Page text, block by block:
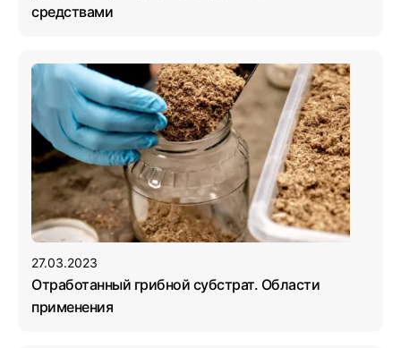
средствами
27.03.2023
Отработанный грибной субстрат. Области
применения